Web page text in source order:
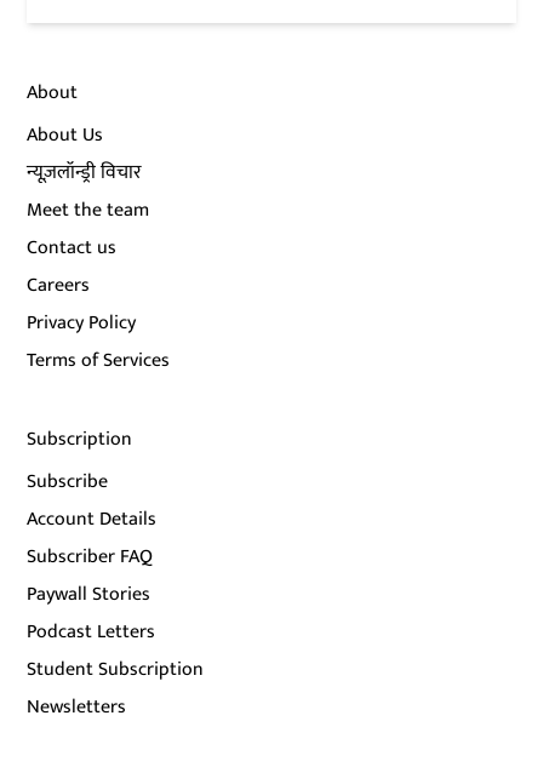
About
About Us
न्यूज़लॉन्ड्री विचार
Meet the team
Contact us
Careers
Privacy Policy
Terms of Services
Subscription
Subscribe
Account Details
Subscriber FAQ
Paywall Stories
Podcast Letters
Student Subscription
Newsletters